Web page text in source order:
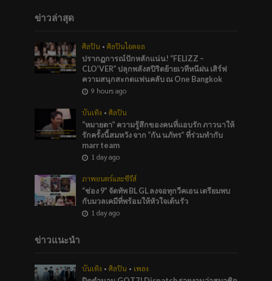
ข่าวล่าสุด
ศิลปิน • ศิลปินไอดอล
ปรากฏการณ์ปักหลักแน่น! “FELIZZ –
CLO’VER” ปลุกพลังสปิริตย้ายเวทีหนีฝน เสิร์ฟ
ความสนุกสะกดแฟนคลับ ณ One Bangkok
9 hours ago
บันเทิง • ศิลปิน
“หมายตา” ความรู้สึกของคนที่แอบรัก ภาวนาให้
รักครั้งนี้สมหวัง จาก “กัน นภัทร” ที่ร่วมทำกับ
marr team
1 day ago
ภาพยนตร์และซีรีส์
“ช่อง 9” จัดทัพ BL GL ลงจอทุกวีคเอน เตรียมพบ
กับมวลเคมีที่พร้อมให้หัวใจเต้นรัว
1 day ago
ข่าวแนะนำ
บันเทิง • ศิลปิน • เพลง